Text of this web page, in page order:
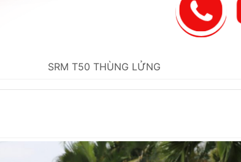
SRM T50 THÙNG LỬNG